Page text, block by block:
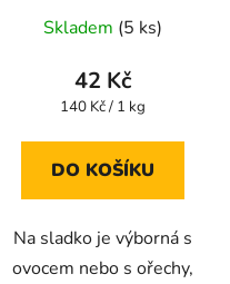
Skladem (5 ks)
42 Kč
Měrná
140 Kč / 1 kg
DO KOŠÍKU
Na sladko je výborná s
ovocem nebo s ořechy,